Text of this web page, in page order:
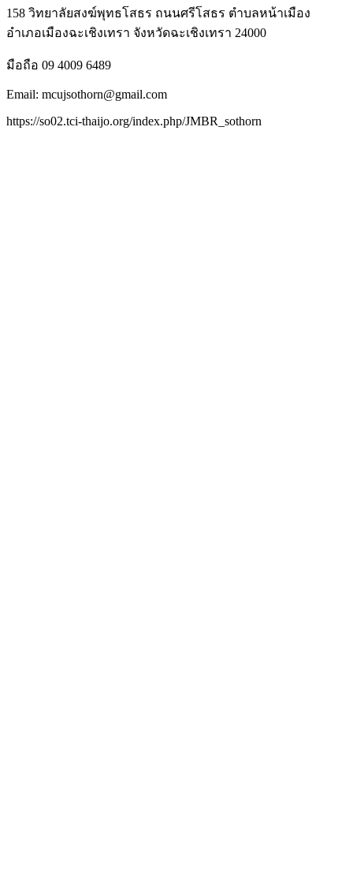
158 วิทยาลัยสงฆ์พุทธโสธร ถนนศรีโสธร ตำบลหน้าเมือง
อำเภอเมืองฉะเชิงเทรา จังหวัดฉะเชิงเทรา 24000
มือถือ 09 4009 6489
Email: mcujsothorn@gmail.com
https://so02.tci-thaijo.org/index.php/JMBR_sothorn